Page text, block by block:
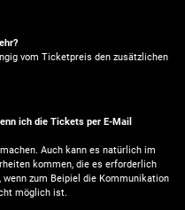
vom Ticketpreis den zusätzlichen
ich die Tickets per E-Mail
Auch kann es natürlich im
kommen, die es erforderlich
zum Beipiel die Kommunikation
möglich ist.